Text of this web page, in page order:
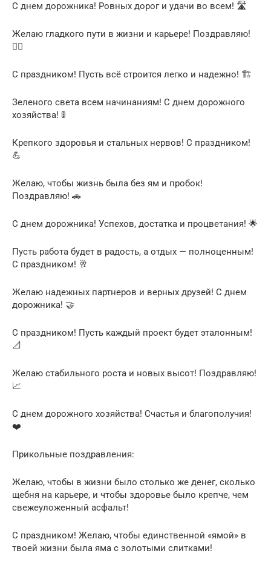
С днем дорожника! Ровных дорог и удачи во всем! 🛣️
Желаю гладкого пути в жизни и карьере! Поздравляю!
👷‍♂️
С праздником! Пусть всё строится легко и надежно! 🏗️
Зеленого света всем начинаниям! С днем дорожного
хозяйства! 🚦
Крепкого здоровья и стальных нервов! С праздником!
💪
Желаю, чтобы жизнь была без ям и пробок!
Поздравляю! 🚗
С днем дорожника! Успехов, достатка и процветания! 🌟
Пусть работа будет в радость, а отдых — полноценным!
С праздником! 🥂
Желаю надежных партнеров и верных друзей! С днем
дорожника! 🤝
С праздником! Пусть каждый проект будет эталонным!
📐
Желаю стабильного роста и новых высот! Поздравляю!
📈
С днем дорожного хозяйства! Счастья и благополучия!
❤️
Прикольные поздравления:
Желаю, чтобы в жизни было столько же денег, сколько
щебня на карьере, и чтобы здоровье было крепче, чем
свежеуложенный асфальт!
С праздником! Желаю, чтобы единственной «ямой» в
твоей жизни была яма с золотыми слитками!